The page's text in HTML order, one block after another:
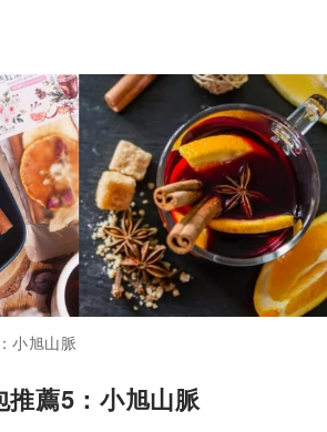
小旭山脈
推薦5：小旭山脈